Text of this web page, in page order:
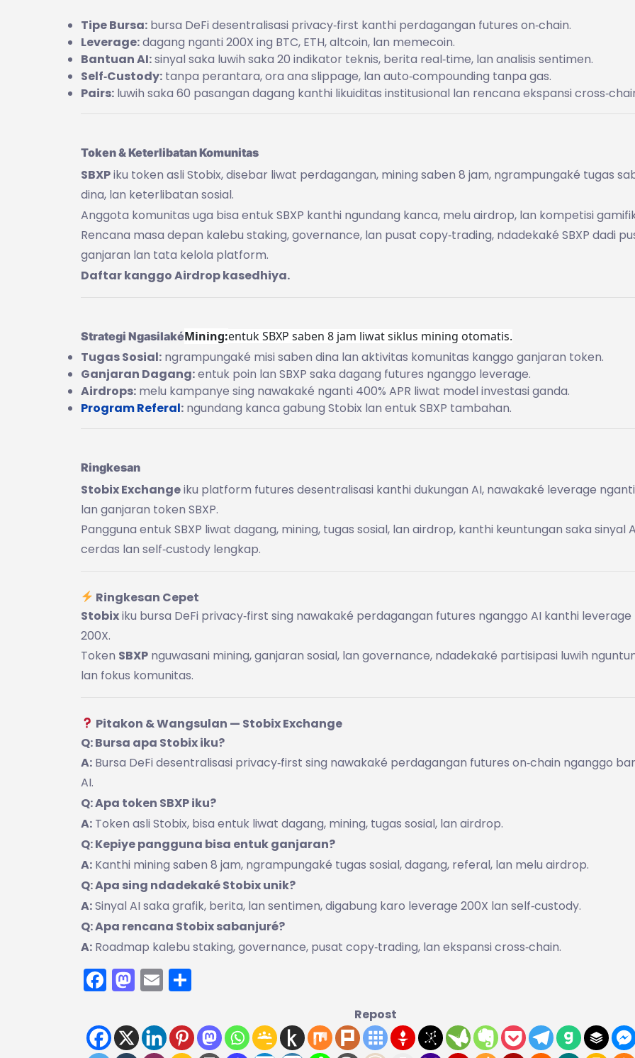
Tipe Bursa: bursa DeFi desentralisasi privacy‑first kanthi perdagangan futures on‑chain.
Leverage:dagang nganti 200X ing BTC, ETH, altcoin, lan memecoin.
Bantuan AI:sinyal saka luwih saka 20 indikator teknis, berita real‑time, lan analisis sentimen.
Self‑Custody: tanpa perantara, ora ana slippage, lan auto‑compounding tanpa gas.
Pairs: luwih saka 60 pasangan dagang kanthi likuiditas institusional lan rencana ekspansi
Token & Keterlibatan Komunitas
SBXPiku token asli Stobix, disebar liwat perdagangan, mining saben 8 jam, ngrampungaké tugas
dina, lan keterlibatan sosial.
Anggota komunitas uga bisa entuk SBXP kanthi ngundang kanca, melu airdrop, lan kompetisi
Rencana masa depan kalebu staking, governance, lan pusat copy‑trading, ndadekaké SBXP dadi
ganjaran lan tata kelola platform.
Daftar kanggo Airdrop kasedhiya.
Strategi NgasilakéMining:entuk SBXP saben 8 jam liwat siklus mining otomatis.
Tugas Sosial: ngrampungaké misi saben dina lan aktivitas komunitas kanggo ganjaran token.
Ganjaran Dagang:entuk poin lan SBXP saka dagang futures nganggo leverage.
Airdrops: melu kampanye sing nawakaké nganti 400% APR liwat model investasi ganda.
Program Referal: ngundang kanca gabung Stobix lan entuk SBXP tambahan.
Ringkesan
Stobix Exchangeiku platform futures desentralisasi kanthi dukungan AI, nawakaké leverage
lan ganjaran token SBXP.
Pangguna entuk SBXP liwat dagang, mining, tugas sosial, lan airdrop, kanthi keuntungan saka sinyal
cerdas lan self‑custody lengkap.
Ringkesan Cepet
Stobixiku bursa DeFi privacy‑first sing nawakaké perdagangan futures nganggo AI kanthi
200X.
Token SBXP nguwasani mining, ganjaran sosial, lan governance, ndadekaké partisipasi luwih
lan fokus komunitas.
Pitakon & Wangsulan — Stobix Exchange
Q: Bursa apa Stobix iku?
A: Bursa DeFi desentralisasi privacy‑first sing nawakaké perdagangan futures on‑chain nganggo
AI.
Q: Apa token SBXP iku?
A: Token asli Stobix, bisa entuk liwat dagang, mining, tugas sosial, lan airdrop.
Q: Kepiye pangguna bisa entuk ganjaran?
A: Kanthi mining saben 8 jam, ngrampungaké tugas sosial, dagang, referal, lan melu airdrop.
Q: Apa sing ndadekaké Stobix unik?
A:Sinyal AI saka grafik, berita, lan sentimen, digabung karo leverage 200X lan self‑custody.
Q: Apa rencana Stobix sabanjuré?
A: Roadmap kalebu staking, governance, pusat copy‑trading, lan ekspansi cross‑chain.
Facebook
Mastodon
Email
Repost